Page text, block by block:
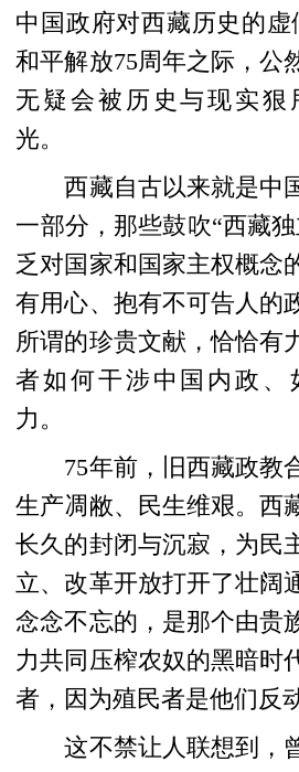
中国政府对西藏历史的虚
和平解放75周年之际，公
无疑会被历史与现实狠
光。
西藏自古以来就是中
一部分，那些鼓吹“西藏
乏对国家和国家主权概念
有用心、抱有不可告人的
所谓的珍贵文献，恰恰有
者如何干涉中国内政、
力。
75年前，旧西藏政教合
生产凋敝、民生维艰。西
长久的封闭与沉寂，为民
立、改革开放打开了壮阔
念念不忘的，是那个由贵
力共同压榨农奴的黑暗时
者，因为殖民者是他们反
这不禁让人联想到，